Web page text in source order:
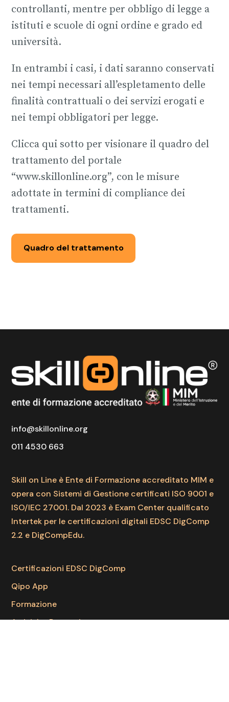
controllanti, mentre per obbligo di legge a
istituti e scuole di ogni ordine e grado ed
università.
In entrambi i casi, i dati saranno conservati
nei tempi necessari all’espletamento delle
finalità contrattuali o dei servizi erogati e
nei tempi obbligatori per legge.
Clicca qui sotto per visionare il quadro del
trattamento del portale
“www.skillonline.org”, con le misure
adottate in termini di compliance dei
trattamenti.
Quadro del trattamento
info@skillonline.org
011 4530 663
Skill on Line è Ente di Formazione accreditato MIM e
opera con Sistemi di Gestione certificati ISO 9001 e
ISO/IEC 27001. Dal 2023 è Exam Center qualificato
Intertek per le certificazioni digitali EDSC DigComp
2.2 e DigCompEdu.
Certificazioni EDSC DigComp
Qipo App
Formazione
Attività e Progetti